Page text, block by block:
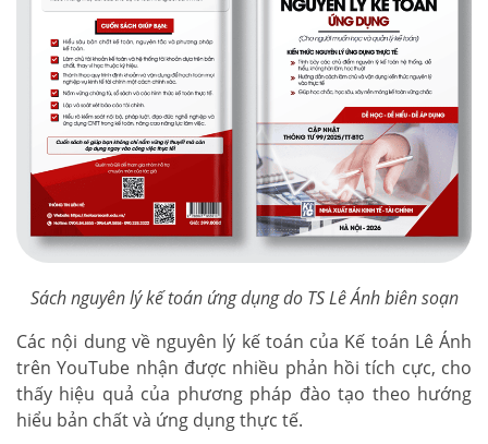
Sách nguyên lý kế toán ứng dụng do TS Lê Ánh biên soạn
Các nội dung về nguyên lý kế toán của Kế toán Lê Ánh
trên YouTube nhận được nhiều phản hồi tích cực, cho
thấy hiệu quả của phương pháp đào tạo theo hướng
hiểu bản chất và ứng dụng thực tế.